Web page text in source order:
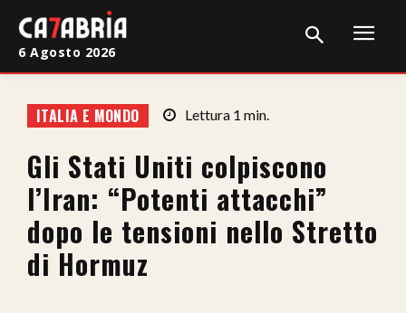
Cronaca
Giudiziaria
Politica
Sport
6 Agosto 2026
ITALIA E MONDO Lettura 1 min.
Gli Stati Uniti colpiscono
l’Iran: “Potenti attacchi”
dopo le tensioni nello Stretto
di Hormuz